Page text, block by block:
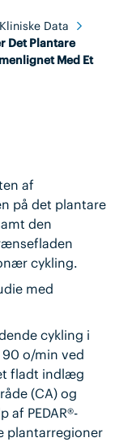
Data
Det Plantare
Med Et
af
på det plantare
den
cykling.
med
cykling i
o/min ved
fladt indlæg
(CA) og
af PEDAR®-
plantarregioner